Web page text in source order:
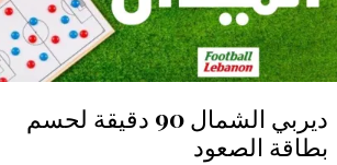
ديربي الشمال 90 دقيقة لحسم
بطاقة الصعود